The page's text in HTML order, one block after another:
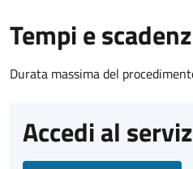
Tempi e
Durata massima del
Accedi al